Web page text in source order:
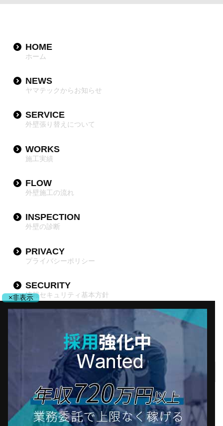
×非表示
HOME
ホーム
NEWS
ヤマテックからお知らせ
SERVICE
外壁張り替えについて
WORKS
施工実績
FLOW
外壁施工の流れ
INSPECTION
外壁の診断
PRIVACY
プライバシーポリシー
SECURITY
情報セキュリティ基本方針
採用について 会社案内
Copyright© 2019–2026 yamatech.inc All Rights Reserved.